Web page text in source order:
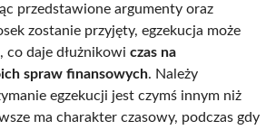
przedstawione argumenty oraz
zostanie przyjęty, egzekucja może
co daje dłużnikowi czas na
spraw finansowych. Należy
egzekucji jest czymś innym niż
ma charakter czasowy, podczas gdy